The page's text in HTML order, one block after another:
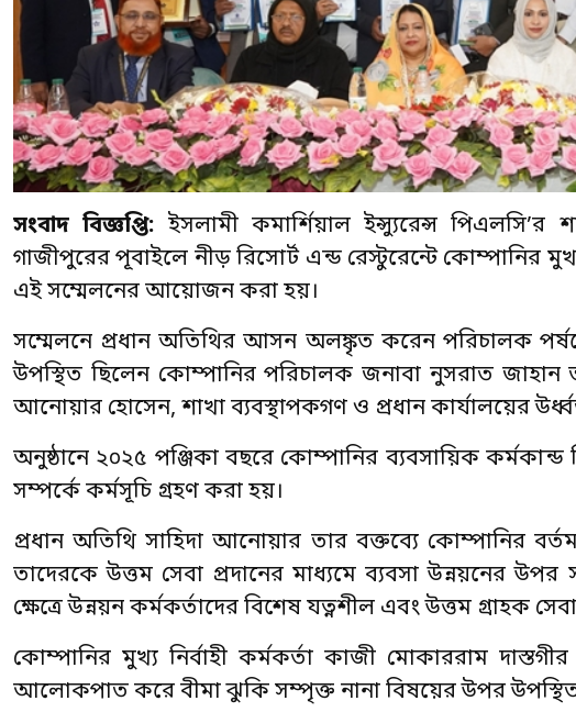
সংবাদ বিজ্ঞপ্তি: ইসলামী কমার্শিয়াল ইন্স্যুরেন্স
গাজীপুরের পূবাইলে নীড় রিসোর্ট এন্ড রেস্টুরেন্টে কোম্পানির
এই সম্মেলনের আয়োজন করা হয়।
সম্মেলনে প্রধান অতিথির আসন অলঙ্কৃত করেন পরিচালক
উপস্থিত ছিলেন কোম্পানির পরিচালক জনাবা নুসরাত
আনোয়ার হোসেন, শাখা ব্যবস্থাপকগণ ও প্রধান কার্যালয়ের
অনুষ্ঠানে ২০২৫ পঞ্জিকা বছরে কোম্পানির ব্যবসায়িক কর্মকান্ড
সম্পর্কে কর্মসূচি গ্রহণ করা হয়।
প্রধান অতিথি সাহিদা আনোয়ার তার বক্তব্যে কোম্পানির
তাদেরকে উত্তম সেবা প্রদানের মাধ্যমে ব্যবসা উন্নয়নের
ক্ষেত্রে উন্নয়ন কর্মকর্তাদের বিশেষ যত্নশীল এবং উত্তম গ্রাহক
কোম্পানির মুখ্য নির্বাহী কর্মকর্তা কাজী মোকাররাম
আলোকপাত করে বীমা ঝুকি সম্পৃক্ত নানা বিষয়ের উপর উপস্থিত